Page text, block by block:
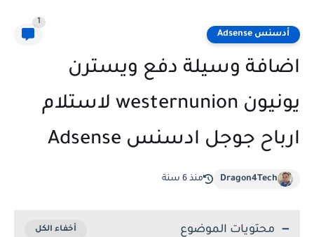
أدسنس Adsense
1
اضافة وسيلة دفع ويسترن
يونيون westernunion لاستلام
ارباح جوجل ادسنس Adsense
Dragon4Tech منذ 6 سنة
محتويات الموضوع